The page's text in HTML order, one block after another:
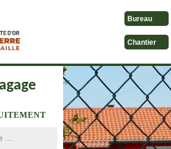
Bureau
Chantier